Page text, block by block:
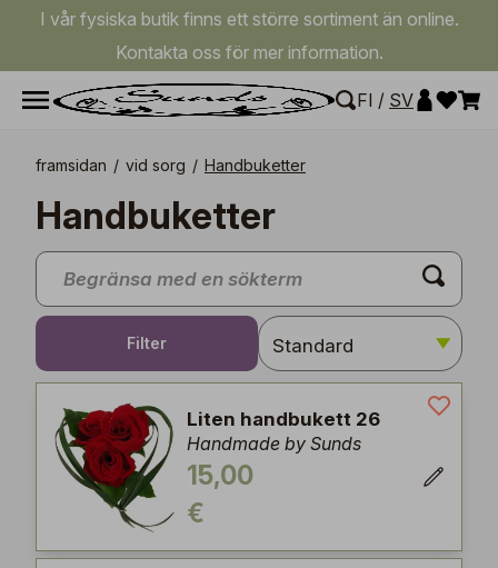
I vår fysiska butik finns ett större sortiment än online.
Kontakta oss för mer information.
FI / SV
framsidan / vid sorg / Handbuketter
Handbuketter
Filter
Liten handbukett 26
Handmade by Sunds
15,00
€